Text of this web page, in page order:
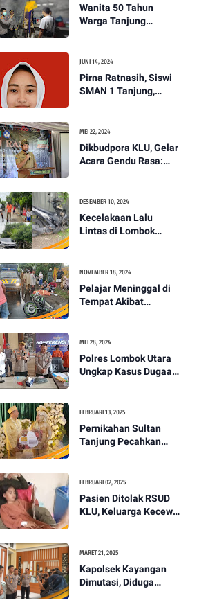
Wanita 50 Tahun
Warga Tanjung
JUNI 14, 2024
Pirna Ratnasih, Siswi
SMAN 1 Tanjung,
Paskibraka Tingkat
Nasional
MEI 22, 2024
Dikbudpora KLU, Gelar
Acara Gendu Rasa:
Masyarakat Dayan
Gunung
DESEMBER 10, 2024
Kecelakaan Lalu
Lintas di Lombok
PENANTB
NOVEMBER 18, 2024
Pelajar Meninggal di
Tempat Akibat
Utara -PENANTB
MEI 28, 2024
Polres Lombok Utara
Ungkap Kasus Dugaan
Gantung Diri
FEBRUARI 13, 2025
Pernikahan Sultan
Tanjung Pecahkan
PENANTB
FEBRUARI 02, 2025
Pasien Ditolak RSUD
KLU, Keluarga Kecewa
MARET 21, 2025
Kapolsek Kayangan
Dimutasi, Diduga